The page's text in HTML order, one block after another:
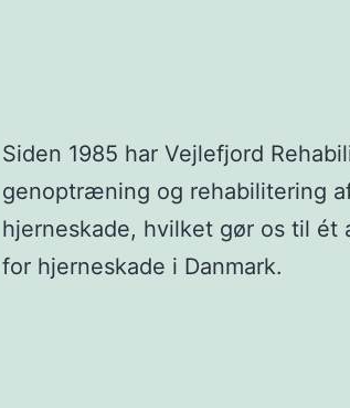
Siden 1985 har Vejlefjord
genoptræning og rehabilitering
hjerneskade, hvilket gør os til
for hjerneskade i Danmark.